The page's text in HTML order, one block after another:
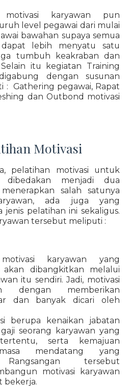
motivasi karyawan pun
level pegawai dari mulai
bawahan supaya semua
lebih menyatu satu
tumbuh keakraban dan
itu kegiatan Training
dengan susunan
: Gathering pegawai, Rapat
dan Outbond motivasi
Motivasi
pelatihan motivasi untuk
dibedakan menjadi dua
salah satunya
ada juga yang
pelatihan ini sekaligus.
tersebut meliputi :
karyawan yang
dibangkitkan melalui
itu sendiri. Jadi, motivasi
dengan memberikan
dan banyak dicari oleh
berupa kenaikan jabatan
seorang karyawan yang
serta kemajuan
mendatang yang
Rangsangan tersebut
motivasi karyawan
bekerja.